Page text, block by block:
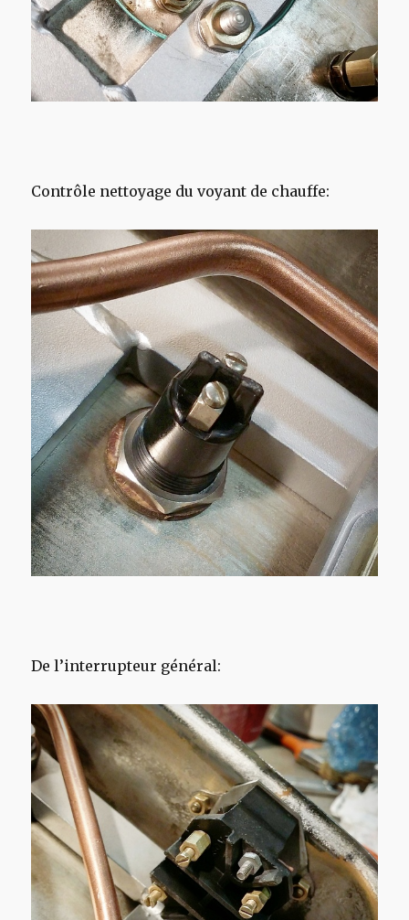
Contrôle nettoyage du voyant de chauffe:
De l’interrupteur général: